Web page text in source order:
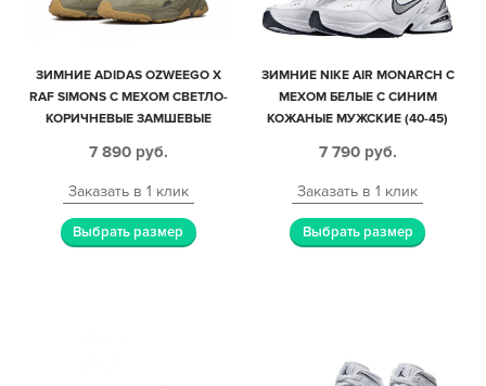
ЗИМНИЕ ADIDAS OZWEEGO X
RAF SIMONS С МЕХОМ СВЕТЛО-
КОРИЧНЕВЫЕ ЗАМШЕВЫЕ
7 890 руб.
Заказать в 1 клик
Выбрать размер
ЗИМНИЕ NIKE AIR MONARCH С
МЕХОМ БЕЛЫЕ С СИНИМ
КОЖАНЫЕ МУЖСКИЕ (40-45)
7 790 руб.
Заказать в 1 клик
Выбрать размер